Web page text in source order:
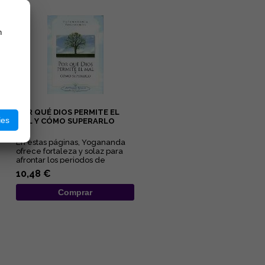
POR QUÉ DIOS PERMITE EL
MAL Y CÓMO SUPERARLO
En estas páginas, Yogananda
ofrece fortaleza y solaz para
afrontar los periodos de
adversidad al esclarecer lo...
10,48 €
Comprar